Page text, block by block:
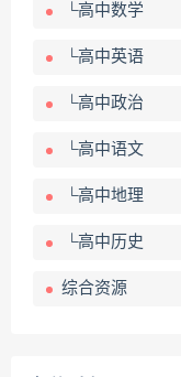
└高中数学
└高中英语
└高中政治
└高中语文
└高中地理
└高中历史
综合资源